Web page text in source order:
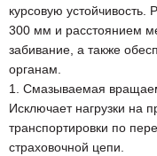
курсовую устойчивость.
300 мм и расстоянием
забивание, а также
органам.
1. Смазываемая
Исключает нагрузки на
транспортировки по
страховочной цепи.